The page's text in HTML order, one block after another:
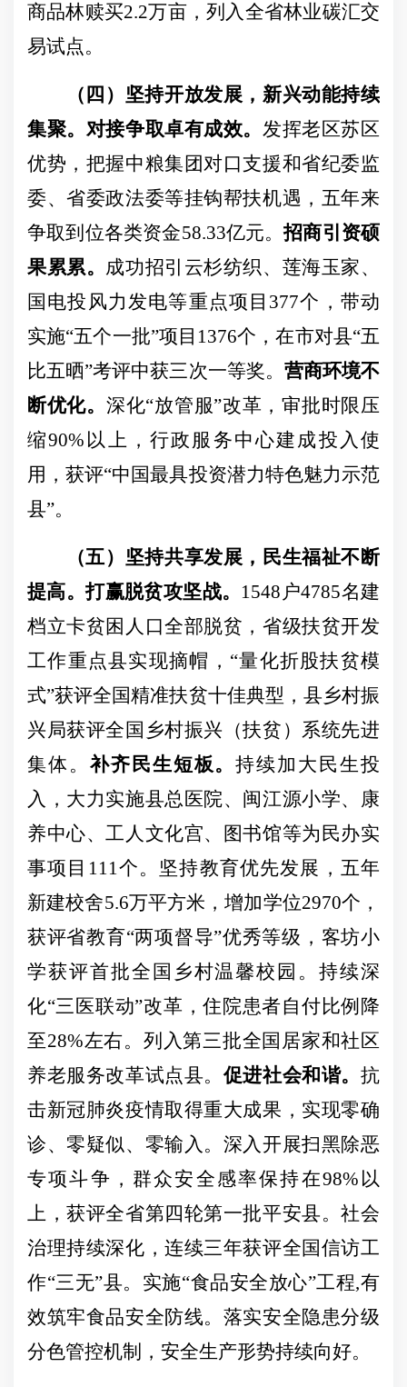
商品林赎买2.2万亩，列入全省林业碳汇交
易试点。
（四）坚持开放发展，新兴动能持续
集聚。 对接争取卓有成效。发挥老区苏区
优势，把握中粮集团对口支援和省纪委监
委、省委政法委等挂钩帮扶机遇，五年来
争取到位各类资金58.33亿元。招商引资硕
果累累。 成功招引云杉纺织、 莲海玉家、
国电投风力发电等重点项目 377个，带动
实施“五个一批”项目1376个，在市对县“五
比五晒”考评中获三次一等奖。 营商环境不
断优化。 深化“放管服”改革，审批时限压
缩90%以上，行政服务中心建成投入使
用，获评“中国最具投资潜力特色魅力示范
县”。
（五）坚持共享发展，民生福祉不断
提高。打赢脱贫攻坚战。 1548户4785名建
档立卡贫困人口全部脱贫，省级扶贫开发
工作重点县实现摘帽， “量化折股扶贫模
式”获评全国精准扶贫十佳典型，县乡村振
兴局获评全国乡村振兴（扶贫）系统先进
集体。 补齐民生短板。持续加大民生投
入，大力实施县总医院、闽江源小学、康
养中心、工人文化宫、图书馆等为民办实
事项目 111个。坚持教育优先发展，五年
新建校舍5.6万平方米，增加学位2970个，
获评省教育“两项督导”优秀等级，客坊小
学获评首批全国乡村温馨校园。持续深
化“三医联动”改革，住院患者自付比例降
至28%左右。列入第三批全国居家和社区
养老服务改革试点县。促进社会和谐。抗
击新冠肺炎疫情取得重大成果，实现零确
诊、零疑似、零输入。深入开展扫黑除恶
专项斗争，群众安全感率保持在98%以
上，获评全省第四轮第一批平安县。社会
治理持续深化，连续三年获评全国信访工
作“三无”县。实施“食品安全放心”工程,有
效筑牢食品安全防线。落实安全隐患分级
分色管控机制，安全生产形势持续向好。